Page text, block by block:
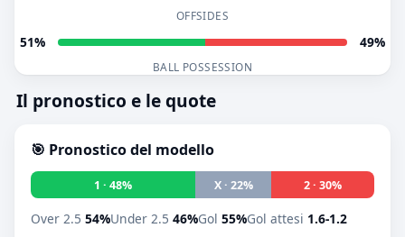
OFFSIDES
51% 49%
BALL POSSESSION
Il pronostico e le quote
🎯 Pronostico del modello
1 · 48% X · 22% 2 · 30%
Over 2.5 54%Under 2.5 46%Gol 55%Gol attesi 1.6-1.2